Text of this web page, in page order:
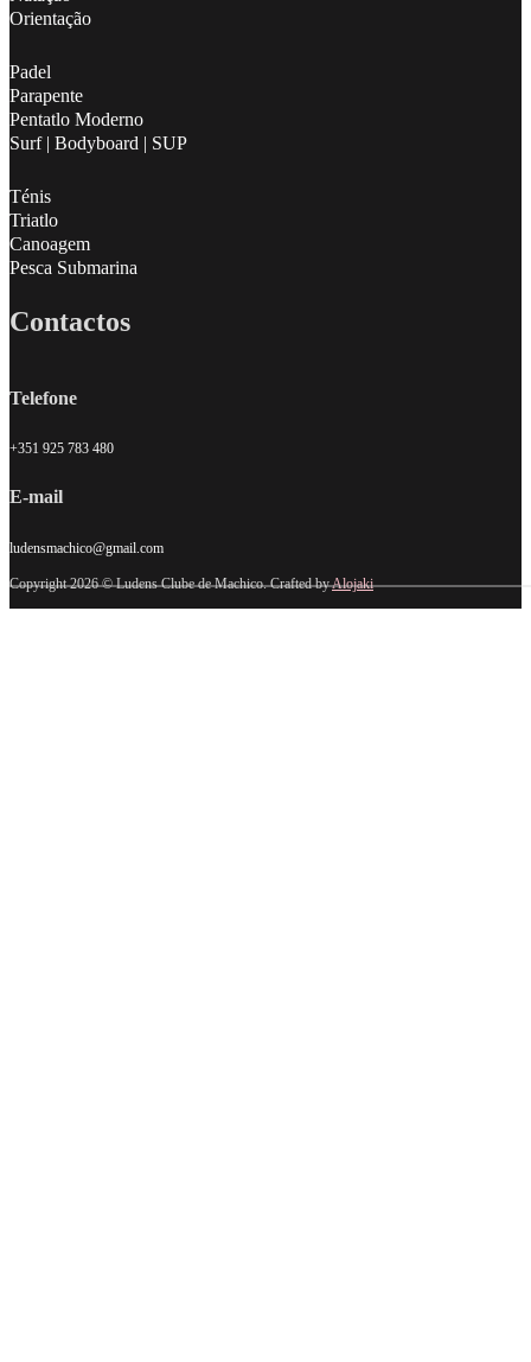
Orientação
Padel
Parapente
Pentatlo Moderno
Surf | Bodyboard | SUP
Ténis
Triatlo
Canoagem
Pesca Submarina
Contactos
Telefone
+351 925 783 480
E-mail
ludensmachico@gmail.com
Copyright 2026 © Ludens Clube de Machico. Crafted byAlojaki